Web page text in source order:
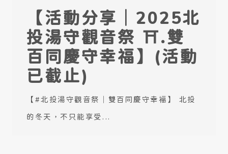
【活動分享｜2025北
投湯守觀音祭 ⛩.雙
百同慶守幸福】(活動
已截止)
【#北投湯守觀音祭｜雙百同慶守幸福】 北投
的冬天，不只能享受...